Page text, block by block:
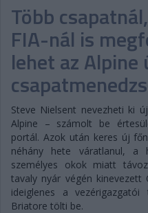
DIGITÁLIS MAGAZIN
VERSENYNAPTÁRAK
Több
FIA-nál is
lehet az Alpine
Steve Nielsent nevezheti ki
Alpine – számolt be
portál. Azok után keres új
néhány hete váratlanul, a
személyes okok miatt
tavaly nyár végén kinevezett
ideiglenes a vezérigazgatói
Briatore tölti be.